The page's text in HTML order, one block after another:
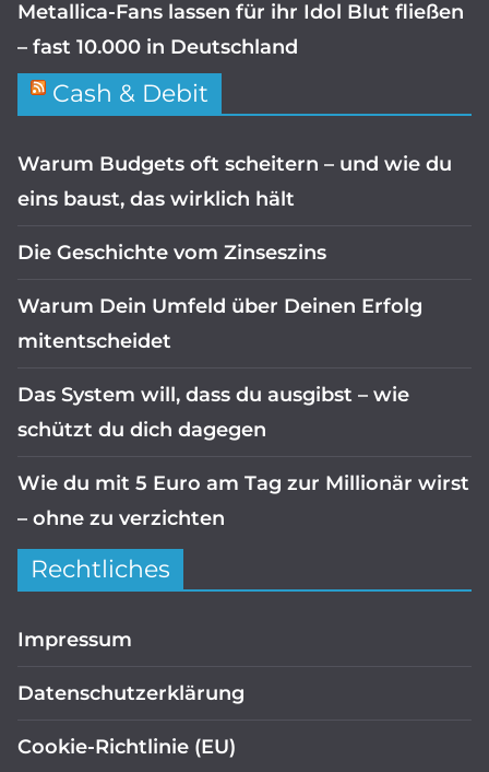
Metallica-Fans lassen für ihr Idol Blut fließen
– fast 10.000 in Deutschland
Cash & Debit
Warum Budgets oft scheitern – und wie du
eins baust, das wirklich hält
Die Geschichte vom Zinseszins
Warum Dein Umfeld über Deinen Erfolg
mitentscheidet
Das System will, dass du ausgibst – wie
schützt du dich dagegen
Wie du mit 5 Euro am Tag zur Millionär wirst
– ohne zu verzichten
Rechtliches
Impressum
Datenschutzerklärung
Cookie-Richtlinie (EU)